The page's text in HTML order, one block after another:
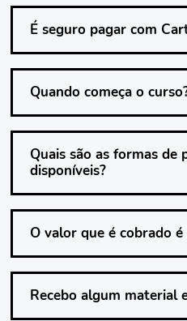
É seguro pagar com
Quando começa o
Quais são as formas de
disponíveis?
O valor que é cobrado
Recebo algum material